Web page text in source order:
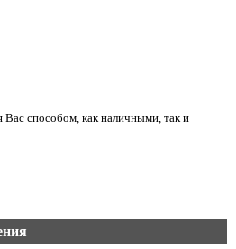
способом, как наличными, так и